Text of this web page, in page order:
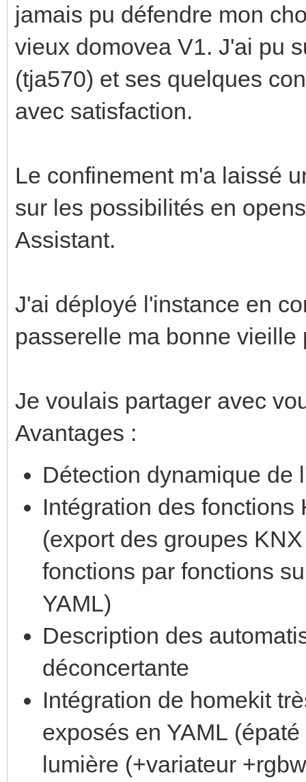
jamais pu défendre mon
vieux domovea V1. J'ai pu
(tja570) et ses quelques
avec satisfaction.
Le confinement m'a laissé
sur les possibilités en
Assistant.
J'ai déployé l'instance en
passerelle ma bonne
Je voulais partager avec
Avantages :
Détection dynamique de
Intégration des fonctions
(export des groupes
fonctions par fonctions
YAML)
Description des
déconcertante
Intégration de homekit
exposés en YAML
lumière (+variateur